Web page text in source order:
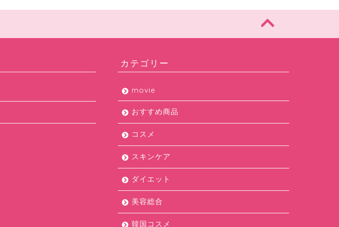
カテゴリー
movie
おすすめ商品
コスメ
スキンケア
ダイエット
美容総合
韓国コスメ